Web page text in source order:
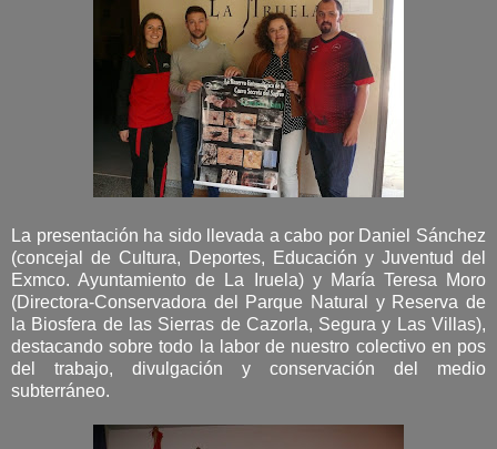
La presentación ha sido llevada a cabo por Daniel Sánchez
(concejal de Cultura, Deportes, Educación y Juventud del
Exmco. Ayuntamiento de La Iruela) y María Teresa Moro
(Directora-Conservadora del Parque Natural y Reserva de
la Biosfera de las Sierras de Cazorla, Segura y Las Villas),
destacando sobre todo la labor de nuestro colectivo en pos
del trabajo, divulgación y conservación del medio
subterráneo.